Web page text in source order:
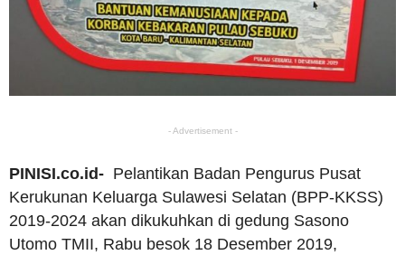
- Advertisement -
PINISI.co.id- Pelantikan Badan Pengurus Pusat
Kerukunan Keluarga Sulawesi Selatan (BPP-KKSS)
2019-2024 akan dikukuhkan di gedung Sasono
Utomo TMII, Rabu besok 18 Desember 2019,